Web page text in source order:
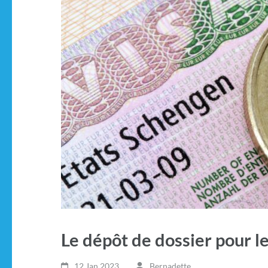
Le dépôt de dossier pour
12 Jan,2023 Bernadette